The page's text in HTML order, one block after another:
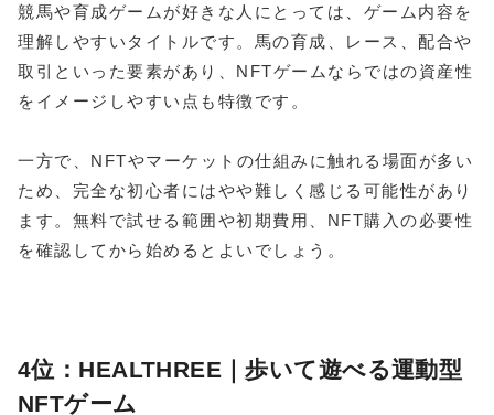
競馬や育成ゲームが好きな人にとっては、ゲーム内容を
理解しやすいタイトルです。馬の育成、レース、配合や
取引といった要素があり、NFTゲームならではの資産性
をイメージしやすい点も特徴です。
一方で、NFTやマーケットの仕組みに触れる場面が多い
ため、完全な初心者にはやや難しく感じる可能性があり
ます。無料で試せる範囲や初期費用、NFT購入の必要性
を確認してから始めるとよいでしょう。
4位：HEALTHREE｜歩いて遊べる運動型
NFTゲーム